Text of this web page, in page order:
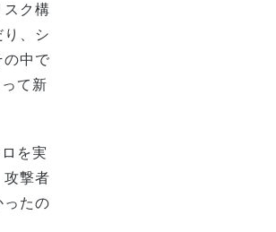
スク構
り、シ
の中で
て新
を実
攻撃者
ったの